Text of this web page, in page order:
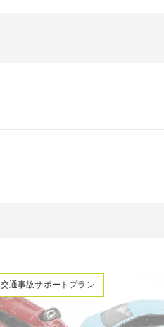
交通事故サポートプラン